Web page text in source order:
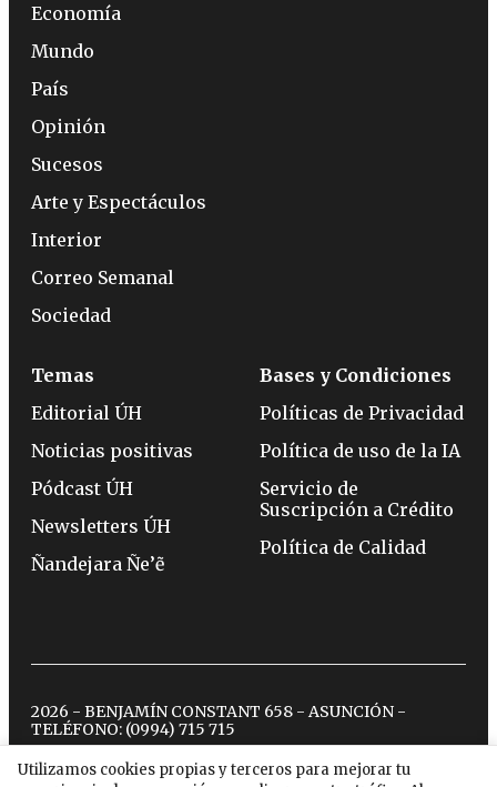
Utilizamos cookies propias y terceros para mejorar tu
Economía
Mundo
País
Opinión
Sucesos
Arte y Espectáculos
Interior
Correo Semanal
Sociedad
Temas
Editorial ÚH
Noticias positivas
Pódcast ÚH
Newsletters ÚH
Ñandejara Ñe’ẽ
Bases y Condiciones
Políticas de Privacidad
Política de uso de la IA
Servicio de
Suscripción a Crédito
Política de Calidad
2026 - BENJAMÍN CONSTANT 658 - ASUNCIÓN -
TELÉFONO: (0994) 715 715